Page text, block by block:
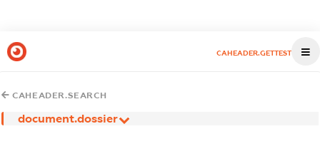
CAHEADER.GETTEST
CAHEADER.SEARCH
document.dossier